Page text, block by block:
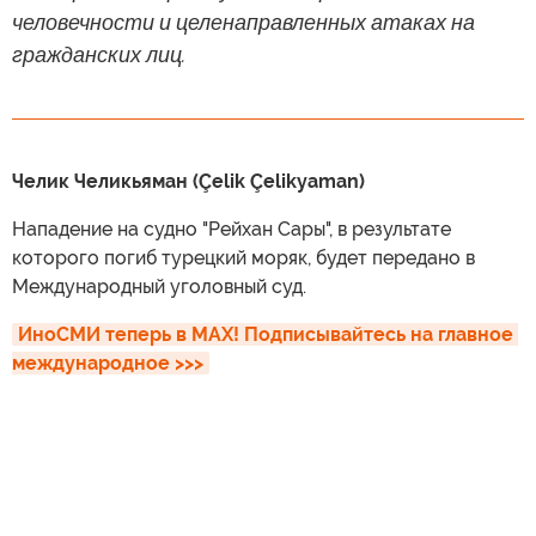
человечности и целенаправленных атаках на
гражданских лиц.
Челик Челикьяман (Çelik Çelikyaman)
Нападение на судно "Рейхан Сары", в результате
которого погиб турецкий моряк, будет передано в
Международный уголовный суд.
ИноСМИ теперь в MAX! Подписывайтесь на главное
международное >>>